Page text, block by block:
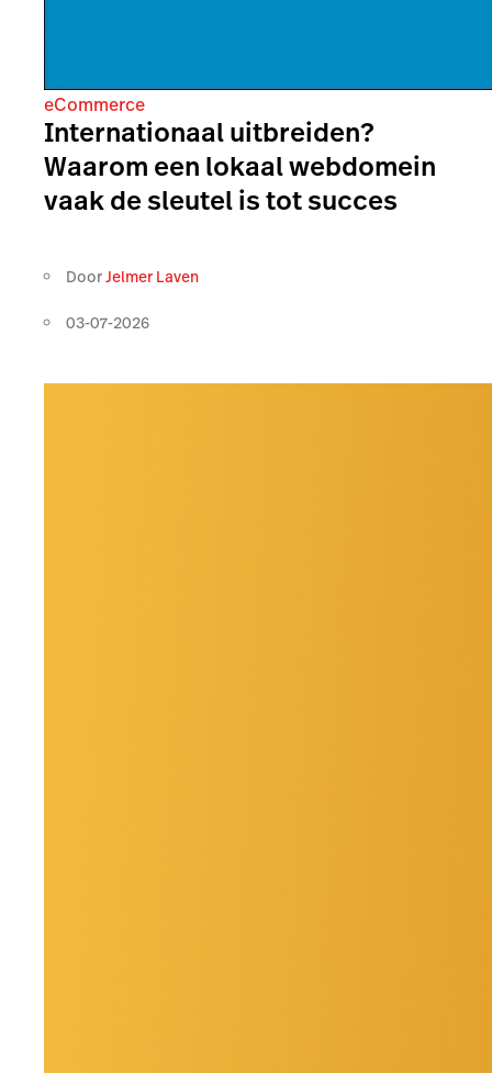
eCommerce
Internationaal uitbreiden?
Waarom een lokaal webdomein
vaak de sleutel is tot succes
DoorJelmer Laven
03-07-2026